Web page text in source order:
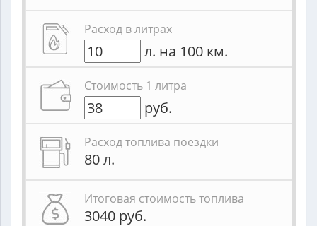
Расход в литрах
л. на 100 км.
Стоимость 1 литра
руб.
Расход топлива поездки
80л.
Итоговая стоимость топлива
3040 руб.